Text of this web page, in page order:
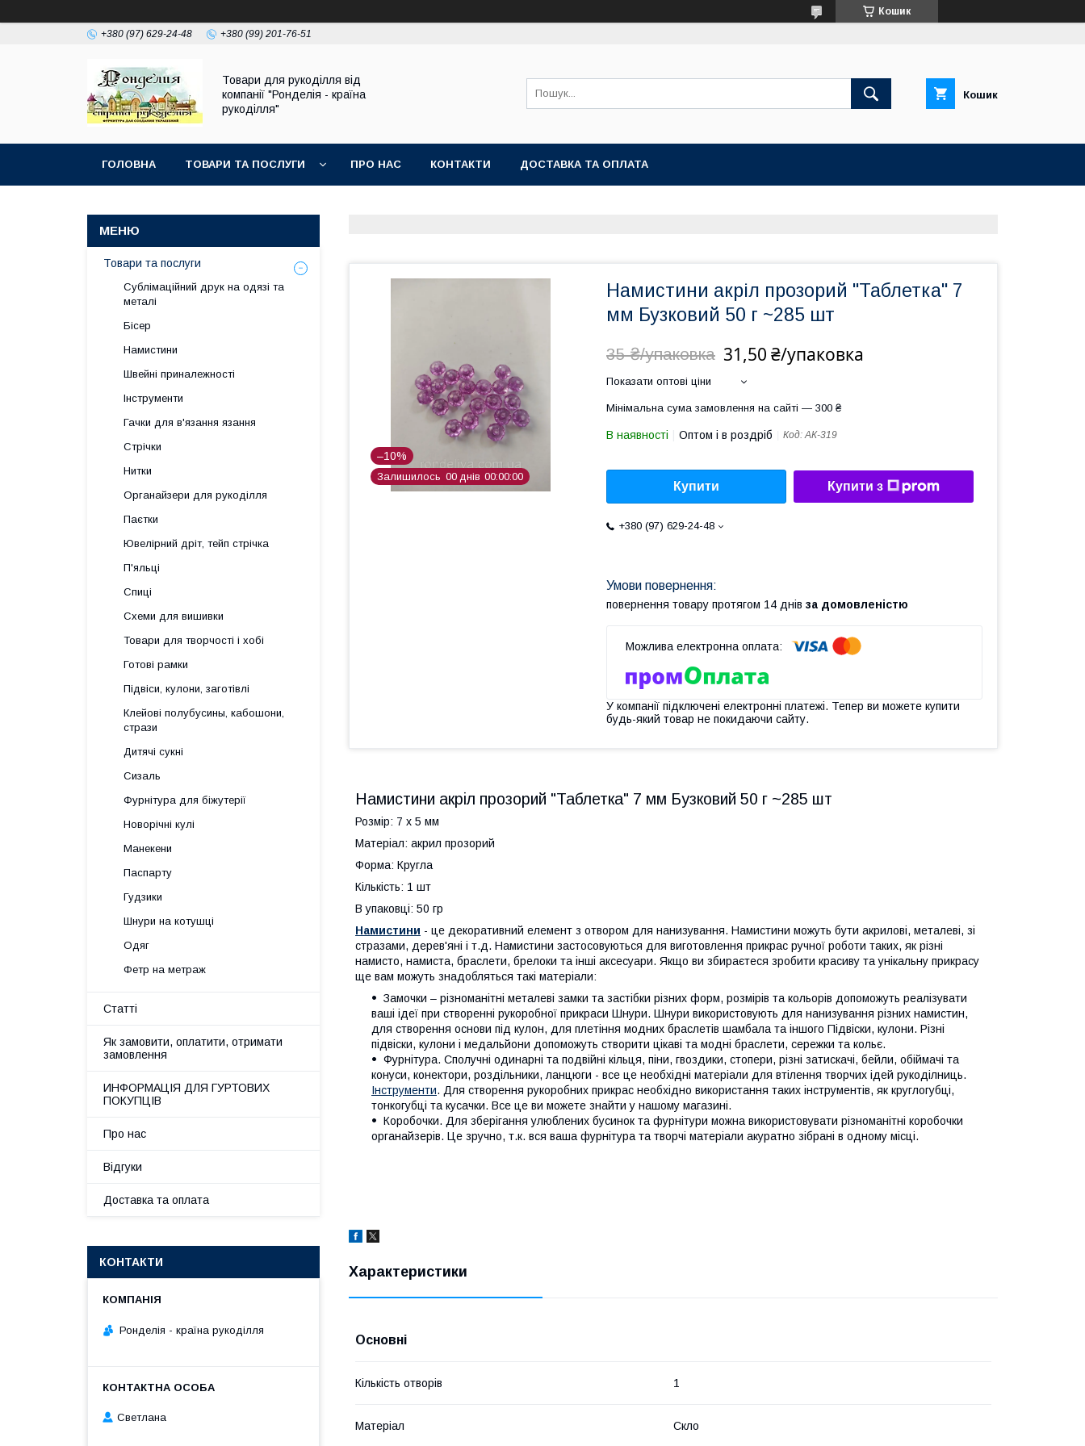
Кошик
+380 (97) 629-24-48 +380 (99) 201-76-51
Товари для рукоділля від
компанії "Ронделія - країна
рукоділля"
Кошик
ГОЛОВНА ТОВАРИ ТА ПОСЛУГИ ПРО НАС КОНТАКТИ ДОСТАВКА ТА ОПЛАТА
–10%
Залишилось 00 днів 00 00 00
Намистини акріл прозорий "Таблетка" 7
мм Бузковий 50 г ~285 шт
35 ₴/упаковка 31,50 ₴/упаковка
Показати оптові ціни
Мінімальна сума замовлення на сайті — 300 ₴
В наявності Оптом і в роздріб Код:АК-319
Купити Купити з
+380 (97) 629-24-48
повернення товару протягом 14 днів за домовленістю
У компанії підключені електронні платежі. Тепер ви можете купити
будь-який товар не покидаючи сайту.
Намистини акріл прозорий "Таблетка" 7 мм Бузковий 50 г ~285 шт
Розмір: 7 х 5 мм
Матеріал: акрил прозорий
Форма: Кругла
Кількість: 1 шт
В упаковці: 50 гр
Намистини - це декоративний елемент з отвором для нанизування. Намистини можуть бути акрилові, металеві, зі
стразами, дерев'яні і т.д. Намистини застосовуються для виготовлення прикрас ручної роботи таких, як різні
намисто, намиста, браслети, брелоки та інші аксесуари. Якщо ви збираєтеся зробити красиву та унікальну прикрасу
ще вам можуть знадобляться такі матеріали:
Замочки – різноманітні металеві замки та застібки різних форм, розмірів та кольорів допоможуть реалізувати
ваші ідеї при створенні рукоробної прикраси Шнури. Шнури використовують для нанизування різних намистин,
для створення основи під кулон, для плетіння модних браслетів шамбала та іншого Підвіски, кулони. Різні
підвіски, кулони і медальйони допоможуть створити цікаві та модні браслети, сережки та кольє.
Фурнітура. Сполучні одинарні та подвійні кільця, піни, гвоздики, стопери, різні затискачі, бейли, обіймачі та
конуси, конектори, роздільники, ланцюги - все це необхідні матеріали для втілення творчих ідей рукоділниць.
Інструменти. Для створення рукоробних прикрас необхідно використання таких інструментів, як круглогубці,
тонкогубці та кусачки. Все це ви можете знайти у нашому магазині.
Коробочки. Для зберігання улюблених бусинок та фурнітури можна використовувати різноманітні коробочки
органайзерів. Це зручно, т.к. вся ваша фурнітура та творчі матеріали акуратно зібрані в одному місці.
Характеристики
Основні
Кількість отворів 1
Матеріал Скло
Товари та послуги
Сублімаційний друк на одязі та
металі
Бісер
Намистини
Швейні приналежності
Інструменти
Гачки для в'язання язання
Стрічки
Нитки
Органайзери для рукоділля
Паєтки
Ювелірний дріт, тейп стрічка
П'яльці
Спиці
Схеми для вишивки
Товари для творчості і хобі
Готові рамки
Підвіси, кулони, заготівлі
Клейові полубусины, кабошони,
стрази
Дитячі сукні
Сизаль
Фурнітура для біжутерії
Новорічні кулі
Манекени
Паспарту
Гудзики
Шнури на котушці
Одяг
Фетр на метраж
Статті
Як замовити, оплатити, отримати
замовлення
ИНФОРМАЦІЯ ДЛЯ ГУРТОВИХ
ПОКУПЦІВ
Про нас
Відгуки
Доставка та оплата
КОНТАКТИ
Ронделія - країна рукоділля
Светлана